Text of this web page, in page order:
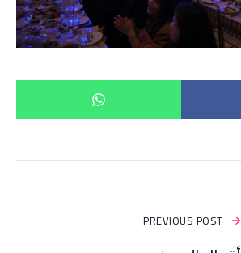
PREVIOUS POST